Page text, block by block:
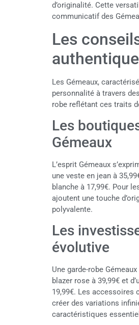
d’originalité. Cette
communicatif des
Les
authentique
Les Gémeaux,
personnalité à travers
robe reflétant ces traits
Les
Gémeaux
L’esprit Gémeaux
une veste en jean à
blanche à 17,99€. Pour
ajoutent une touche
polyvalente.
Les
évolutive
Une garde-robe
blazer rose à 39,99€ et
19,99€. Les accessoires
créer des variations
caractéristiques